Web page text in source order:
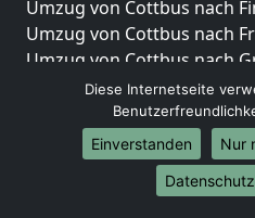
Umzug von Cottbus nach
Umzug von Cottbus nach
Umzug von Cottbus nach
Umzug von Cottbus nach
Umzug von Cottbus nach
Umzug von Cottbus nach
Umzug von Cottbus nach
Umzug von Cottbus nach
Diese Internetseite
Einverstanden
Nur